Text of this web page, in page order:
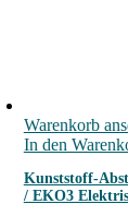
Warenkorb
In den
Kunststoff-
/ EKO3